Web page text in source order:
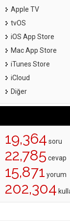
Apple TV
tvOS
iOS App Store
Mac App Store
iTunes Store
iCloud
Diğer
19,364 soru
22,785 cevap
15,871 yorum
202,304